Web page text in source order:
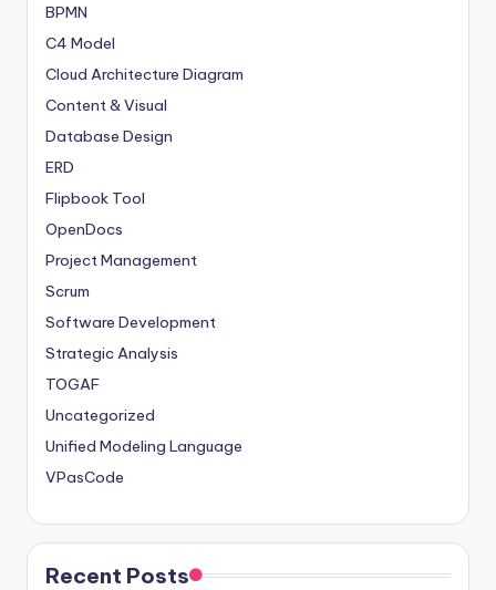
BPMN
C4 Model
Cloud Architecture Diagram
Content & Visual
Database Design
ERD
Flipbook Tool
OpenDocs
Project Management
Scrum
Software Development
Strategic Analysis
TOGAF
Uncategorized
Unified Modeling Language
VPasCode
Recent Posts